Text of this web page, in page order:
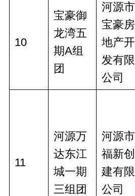
10
宝豪御
龙湾五
期A组
团
河源市
宝豪房
地产开
发有限
公司
11
河源万
达东江
城一期
三组团
河源市
福新创
建有限
公司